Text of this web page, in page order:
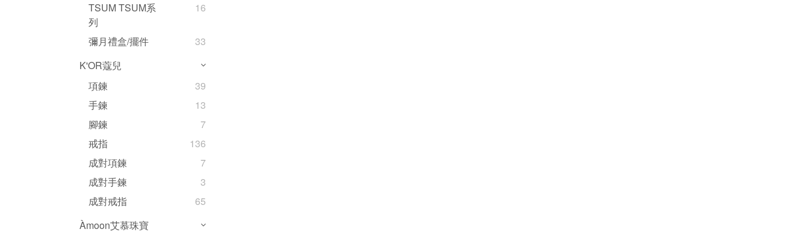
TSUM TSUM系
列
16
彌月禮盒/擺件
33
K'OR蔻兒
項鍊
39
手鍊
13
腳鍊
7
戒指
136
成對項鍊
7
成對手鍊
3
成對戒指
65
Àmoon艾慕珠寶